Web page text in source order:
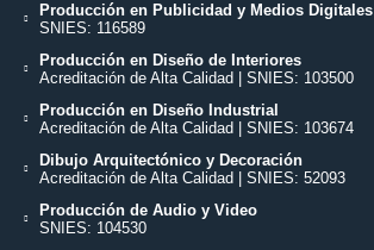
Producción en Publicidad y Medios Digitales
SNIES: 116589
Producción en Diseño de Interiores
Acreditación de Alta Calidad | SNIES: 103500
Producción en Diseño Industrial
Acreditación de Alta Calidad | SNIES: 103674
Dibujo Arquitectónico y Decoración
Acreditación de Alta Calidad | SNIES: 52093
Producción de Audio y Video
SNIES: 104530